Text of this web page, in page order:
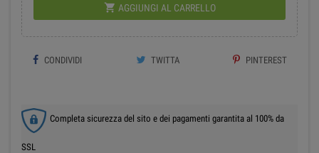
 AGGIUNGI AL CARRELLO
CONDIVIDI TWITTA PINTEREST
Completa sicurezza del sito e dei pagamenti garantita al 100% da
SSL